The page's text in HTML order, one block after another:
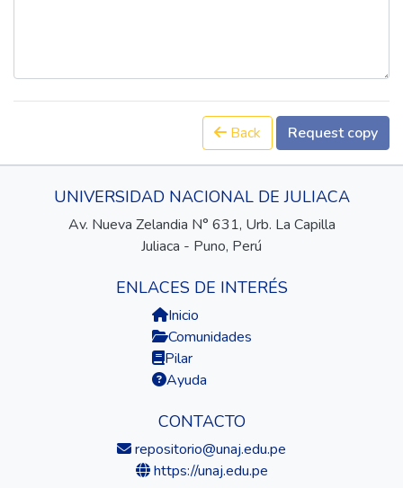
Back Request copy
UNIVERSIDAD NACIONAL DE JULIACA
Av. Nueva Zelandia N° 631, Urb. La Capilla
Juliaca - Puno, Perú
ENLACES DE INTERÉS
Inicio
Comunidades
Pilar
Ayuda
CONTACTO
repositorio@unaj.edu.pe
https://unaj.edu.pe